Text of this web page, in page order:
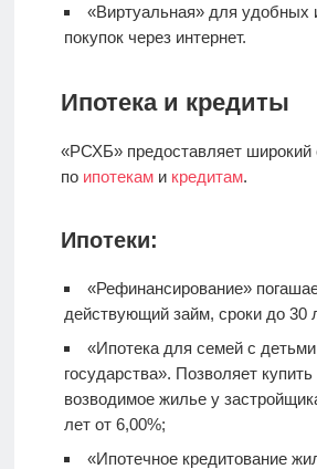
«Виртуальная» для удобных
покупок через интернет.
Ипотека и кредиты
«РСХБ» предоставляет широкий
по ипотеками кредитам.
Ипотеки:
«Рефинансирование»
действующий займ, сроки до 30
«Ипотека для семей с
государства». Позволяет купить
возводимое жилье у
лет от 6,00%;
«Ипотечное кредитование